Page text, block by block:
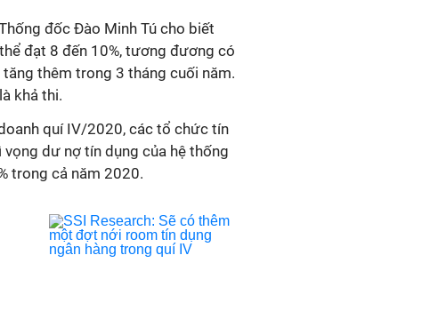
đốc Đào Minh Tú cho biết
đạt 8 đến 10%, tương đương có
thêm trong 3 tháng cuối năm.
khả thi.
quí IV/2020, các tổ chức tín
dư nợ tín dụng của hệ thống
trong cả năm 2020.